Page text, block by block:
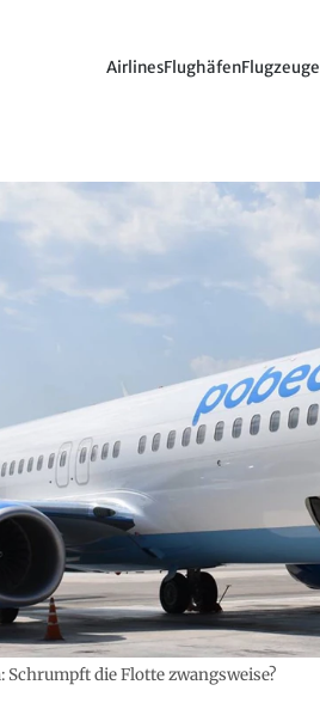
AirlinesFlughäfenFlugzeuge
Schrumpft die Flotte zwangsweise?